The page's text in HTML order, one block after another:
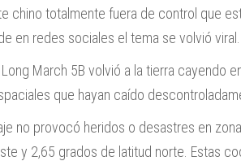
chino totalmente fuera de control que
en redes sociales el tema se volvió viral.
March 5B volvió a la tierra cayendo
que hayan caído
no provocó heridos o desastres en
y 2,65 grados de latitud norte. Estas